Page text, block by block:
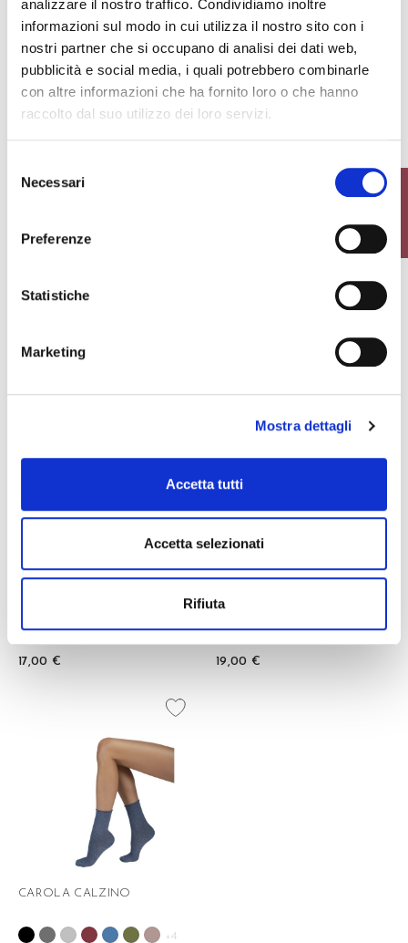
analizzare il nostro traffico. Condividiamo inoltre
informazioni sul modo in cui utilizza il nostro sito con i
nostri partner che si occupano di analisi dei dati web,
pubblicità e social media, i quali potrebbero combinarle
con altre informazioni che ha fornito loro o che hanno
raccolto dal suo utilizzo dei loro servizi.
delNecessari
Preferenze
Statistiche
Marketing
Mostra dettagli
Accetta tutti
Accetta selezionati
Rifiuta
+5
13,50 €
+6
24,00 €
5,90 €
favorite_border
17,00 €
GAMBALETTO
+5
19,00 €
CAROLA CALZINO
+4
favorite_border